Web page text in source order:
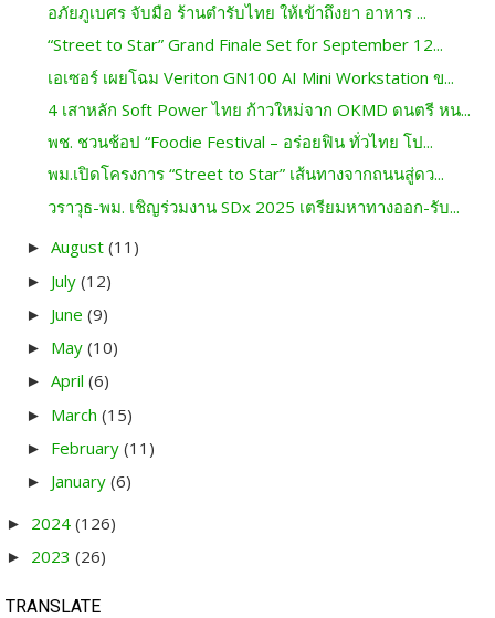
อภัยภูเบศร จับมือ ร้านตำรับไทย ให้เข้าถึงยา อาหาร ...
“Street to Star” Grand Finale Set for September 12...
เอเซอร์ เผยโฉม Veriton GN100 AI Mini Workstation ข...
4 เสาหลัก Soft Power ไทย ก้าวใหม่จาก OKMD ดนตรี หน...
พช. ชวนช้อป “Foodie Festival – อร่อยฟิน ทั่วไทย โป...
พม.เปิดโครงการ “Street to Star” เส้นทางจากถนนสู่ดว...
วราวุธ-พม. เชิญร่วมงาน SDx 2025 เตรียมหาทางออก-รับ...
► August (11)
► July (12)
► June (9)
► May (10)
► April (6)
► March (15)
► February (11)
► January (6)
► 2024 (126)
► 2023 (26)
TRANSLATE